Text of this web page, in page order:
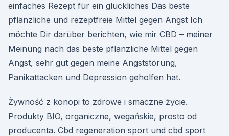
einfaches Rezept für ein glückliches Das beste
pflanzliche und rezeptfreie Mittel gegen Angst Ich
möchte Dir darüber berichten, wie mir CBD – meiner
Meinung nach das beste pflanzliche Mittel gegen
Angst, sehr gut gegen meine Angststörung,
Panikattacken und Depression geholfen hat.
Żywność z konopi to zdrowe i smaczne życie.
Produkty BIO, organiczne, wegańskie, prosto od
producenta. Cbd regeneration sport und cbd sport